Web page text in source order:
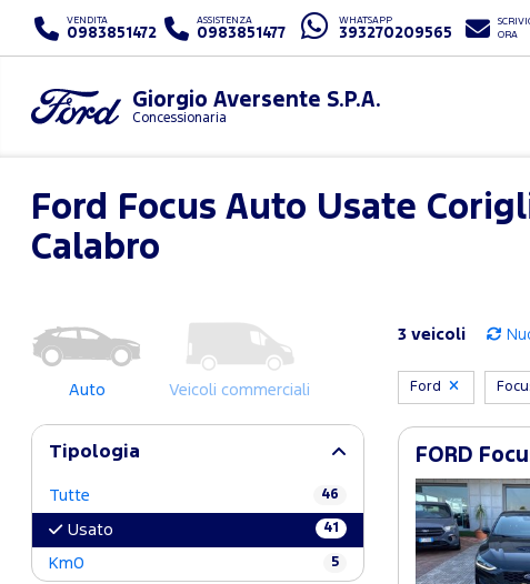
VENDITA
0983851472
ASSISTENZA
0983851477
WHATSAPP
393270209565
ORA
Giorgio Aversente S.P.A.
Concessionaria
Ford Focus Auto Usate
Calabro
Auto Veicoli commerciali
Tipologia
Tutte 46
Usato 41
Km0 5
3 veicoli
Ford
FORD